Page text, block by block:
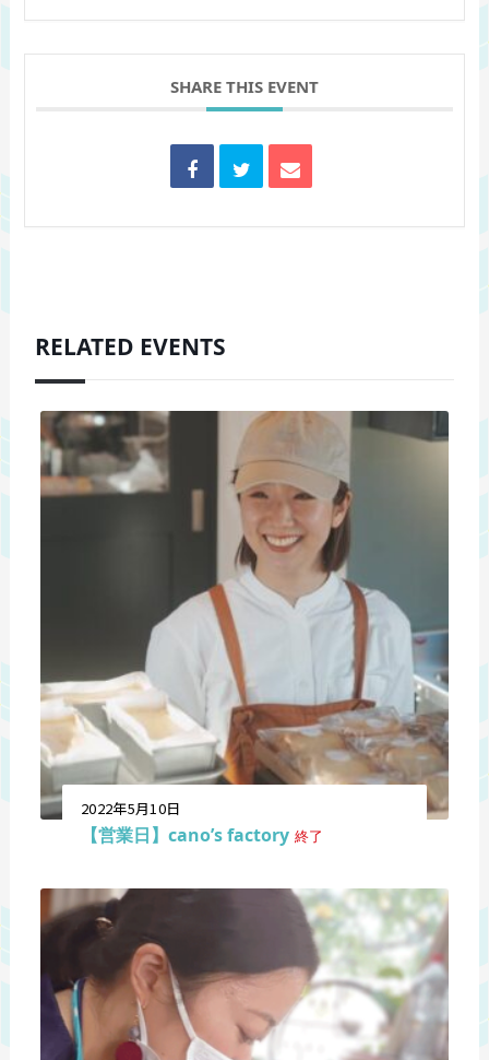
SHARE THIS EVENT
RELATED EVENTS
2022年5月10日
【営業日】cano’s factory 終了